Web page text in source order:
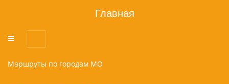
Главная
Переключатель
меню
Маршруты по городам МО